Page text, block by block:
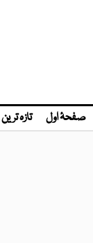
صفحۂ اول تازہ ترین